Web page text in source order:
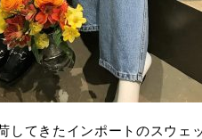
してきたインポートのスウ